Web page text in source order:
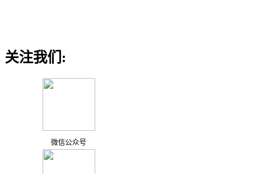
关注我们:
微信公众号